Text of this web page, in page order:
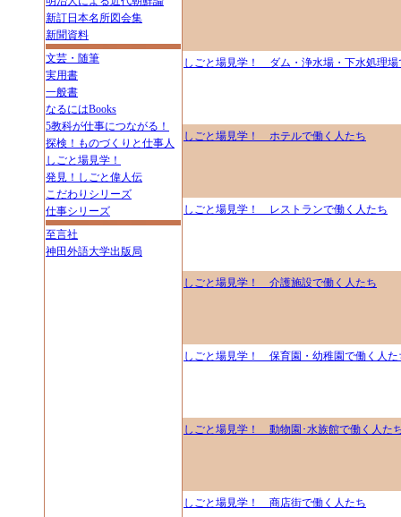
新訂日本名所図会集
新聞資料
文芸・随筆
実用書
一般書
なるにはBooks
5教科が仕事につながる！
探検！ものづくりと仕事人
しごと場見学！
発見！しごと偉人伝
こだわりシリーズ
仕事シリーズ
至言社
神田外語大学出版局
しごと場見学！ ダム・浄水場・下水処理場
しごと場見学！ ホテルで働く人たち
しごと場見学！ レストランで働く人たち
しごと場見学！ 介護施設で働く人たち
しごと場見学！ 保育園・幼稚園で働く人た
しごと場見学！ 動物園･水族館で働く人た
しごと場見学！ 商店街で働く人たち